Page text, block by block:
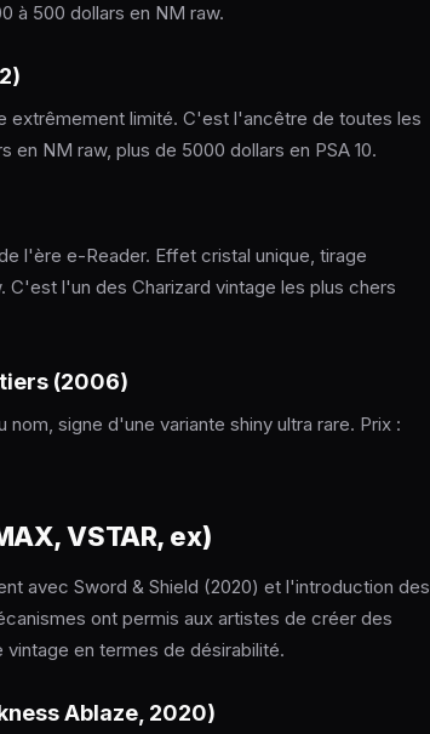
à 500 dollars en NM raw.
extrêmement limité. C'est l'ancêtre de toutes les
NM raw, plus de 5000 dollars en PSA 10.
l'ère e-Reader. Effet cristal unique, tirage
C'est l'un des Charizard vintage les plus chers
(2006)
signe d'une variante shiny ultra rare. Prix :
VSTAR, ex)
avec Sword & Shield (2020) et l'introduction des
ont permis aux artistes de créer des
en termes de désirabilité.
Ablaze, 2020)